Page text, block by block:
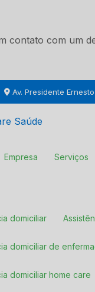
contato com um
Av. Presidente
Empresa Serviços
domiciliar
domiciliar de
domiciliar home care